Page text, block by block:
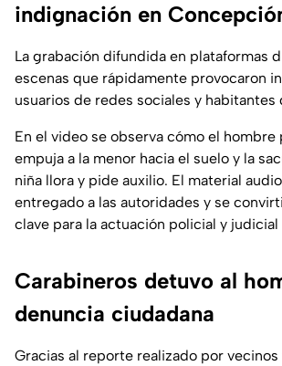
indignación en
La grabación difundida en plataformas
escenas que rápidamente provocaron
usuarios de redes sociales y habitantes
En el video se observa cómo el
empuja a la menor hacia el suelo y la
niña llora y pide auxilio. El material
entregado a las autoridades y se
clave para la actuación policial y
Carabineros detuvo al
denuncia ciudadana
Gracias al reporte realizado por